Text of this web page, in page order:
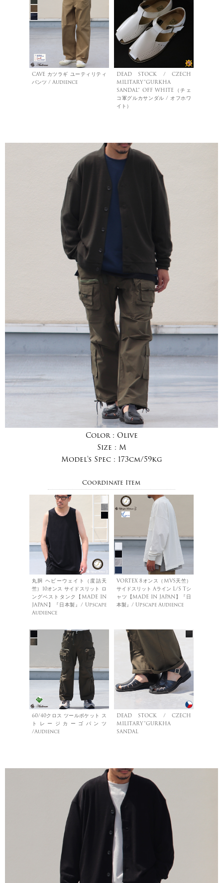
CAVE カツラギ ユーティリティ
パンツ / Audience
DEAD STOCK / CZECH
MILITARY”GURKHA
SANDAL” OFF WHITE（チェ
コ軍グルカサンダル / オフホワ
イト）
Color : Olive
Size : M
Model's Spec : 173cm/59kg
Coordinate Item
丸胴 ヘビーウェイト（度詰天
竺）10オンス サイドスリット ロ
ングベストタンク【MADE IN
JAPAN】『日本製』/ Upscape
Audience
VORTEX 8オンス（MVS天竺）
サイドスリット Aライン L/S Tシ
ャツ【MADE IN JAPAN】『日
本製』/ Upscape Audience
60/40クロス ツールポケット ス
トレージカーゴパンツ
/Audience
DEAD STOCK / CZECH
MILITARY”GURKHA
SANDAL